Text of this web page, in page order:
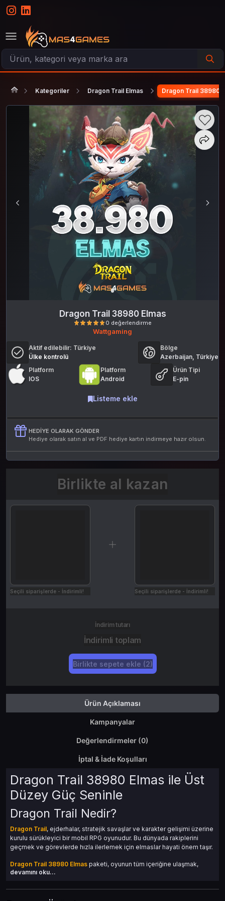
Kategoriler Dragon Trail Elmas Dragon Trail 38980
Dragon Trail 38980 Elmas
0 değerlendirme
Wattgaming
Aktif edilebilir: Türkiye
Ülke kontrolü
Bölge
Azerbaijan, Türkiye
Platform
IOS
Platform
Android
Ürün Tipi
E-pin
Listeme ekle
HEDIYE OLARAK GÖNDER
Hediye olarak satın al ve PDF hediye kartın indirmeye hazır olsun.
Birlikte al kazan
Seçili siparişlerde - İndirimli! Seçili siparişlerde - İndirimli!
İndirim tutarı
İndirimli toplam
Birlikte sepete ekle (2)
Ürün Açıklaması
Kampanyalar
Değerlendirmeler (0)
İptal & İade Koşulları
Dragon Trail 38980 Elmas ile Üst
Düzey Güç Seninle
Dragon Trail Nedir?
Dragon Trail, ejderhalar, stratejik savaşlar ve karakter gelişimi üzerine
kurulu sürükleyici bir mobil RPG oyunudur. Bu dünyada rakiplerini
geçmek ve görevlerde hızla ilerlemek için elmaslar hayati önem taşır.
Dragon Trail 38980 Elmas paketi, oyunun tüm içeriğine ulaşmak,
karakter ve ejderhayı maksimum seviyeye taşımak isteyen ileri düzey
devamını oku...